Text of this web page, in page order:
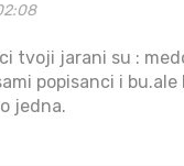
tvoji jarani su :
popisanci i
jedna.